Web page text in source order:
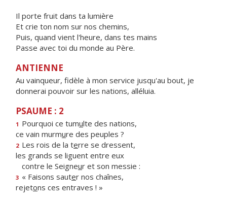
Il porte fruit dans ta lumière
Et crie ton nom sur nos chemins,
Puis, quand vient l'heure, dans tes mains
Passe avec toi du monde au Père.
ANTIENNE
Au vainqueur, fidèle à mon service jusqu'au bout, je
donnerai pouvoir sur les nations, alléluia.
PSAUME : 2
1 Pourquoi ce tumulte des nations,
ce vain murmure des peuples ?
2 Les rois de la terre se dressent,
les grands se liguent entre eux
contre le Seigneur et son messie :
3 « Faisons sauter nos chaînes,
rejetons ces entraves ! »